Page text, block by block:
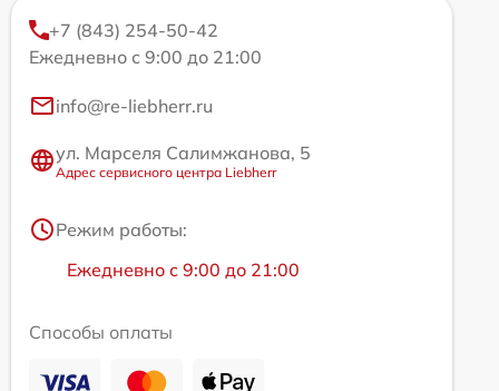
+7 (843) 254-50-42
Ежедневно с 9:00 до 21:00
info@re-liebherr.ru
ул. Марселя Салимжанова, 5
Адрес сервисного центра Liebherr
Режим работы:
Ежедневно с 9:00 до 21:00
Способы оплаты